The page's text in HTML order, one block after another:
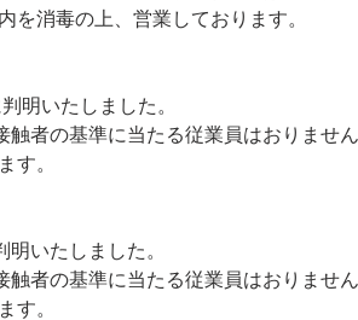
を消毒の上、営業しております。
明いたしました。
者の基準に当たる従業員はおりません
す。
いたしました。
者の基準に当たる従業員はおりません
す。